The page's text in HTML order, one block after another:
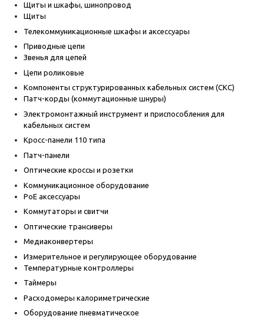
Щиты и шкафы, шинопровод
Щиты
Телекоммуникационные шкафы и аксессуары
Приводные цепи
Звенья для цепей
Цепи роликовые
Компоненты структурированных кабельных систем (СКС)
Патч-корды (коммутационные шнуры)
Электромонтажный инструмент и приспособления для
кабельных систем
Кросс-панели 110 типа
Патч-панели
Оптические кроссы и розетки
Коммуникационное оборудование
PoE аксессуары
Коммутаторы и свитчи
Оптические трансиверы
Медиаконвертеры
Измерительное и регулирующее оборудование
Температурные контроллеры
Таймеры
Расходомеры калориметрические
Оборудование пневматическое